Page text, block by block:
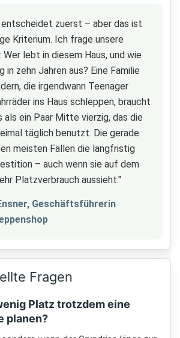
entscheidet zuerst – aber das ist
Kriterium. Ich frage unsere
Wer lebt in diesem Haus, und wie
in zehn Jahren aus? Eine Familie
die irgendwann Teenager
ins Haus schleppen, braucht
als ein Paar Mitte vierzig, das die
täglich benutzt. Die gerade
meisten Fällen die langfristig
– auch wenn sie auf dem
Platzverbrauch aussieht."
Geschäftsführerin
Fragen
Platz trotzdem eine
planen?